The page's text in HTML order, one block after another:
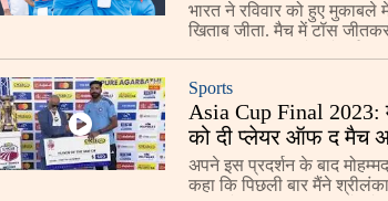
भारत ने रविवार को हुए
खिताब जीता. मैच में टॉस
Sports
Asia Cup Final 2023:
को दी प्लेयर ऑफ द मैच
अपने इस प्रदर्शन के बाद
कहा कि पिछली बार मैंने